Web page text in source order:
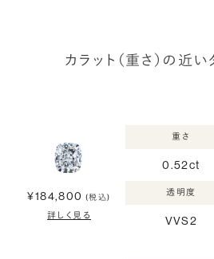
カラット（重さ）の近
¥184,800 (税込)
詳しく見る
重さ
0.52ct
透明度
VVS2